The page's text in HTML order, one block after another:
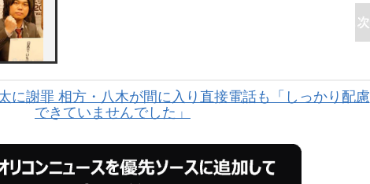
に謝罪 相方・八木が間に入り直接電話も「しっかり配慮
できていませんでした」